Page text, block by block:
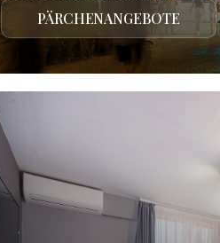
PÄRCHENANGEBOTE